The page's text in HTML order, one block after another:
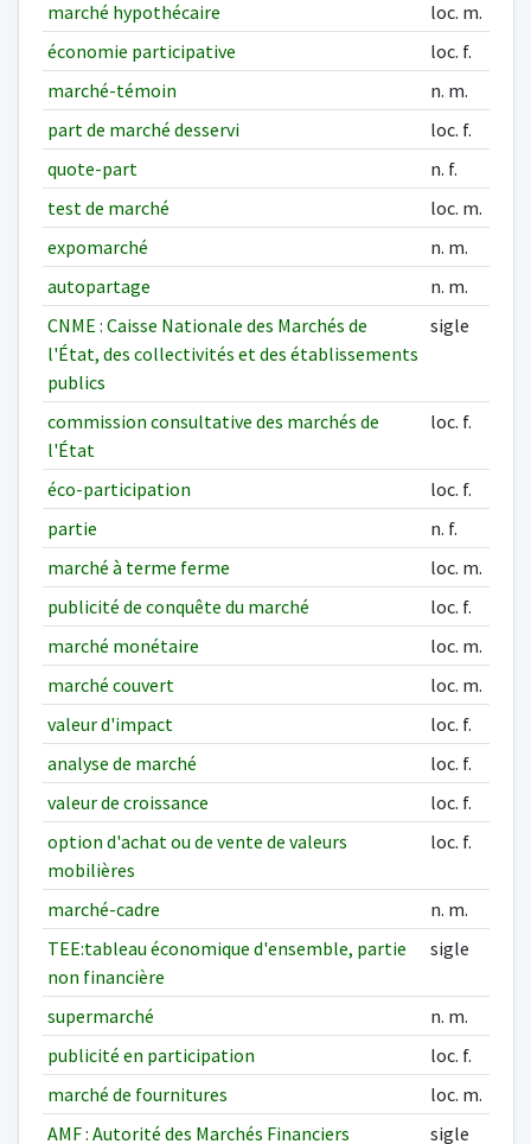
marché hypothécaire
loc. m.
économie participative
loc. f.
marché-témoin
n. m.
part de marché desservi
loc. f.
quote-part
n. f.
test de marché
loc. m.
expomarché
n. m.
autopartage
n. m.
CNME : Caisse Nationale des Marchés de
l'État, des collectivités et des établissements
publics
sigle
commission consultative des marchés de
l'État
loc. f.
éco-participation
loc. f.
partie
n. f.
marché à terme ferme
loc. m.
publicité de conquête du marché
loc. f.
marché monétaire
loc. m.
marché couvert
loc. m.
valeur d'impact
loc. f.
analyse de marché
loc. f.
valeur de croissance
loc. f.
option d'achat ou de vente de valeurs
mobilières
loc. f.
marché-cadre
n. m.
TEE:tableau économique d'ensemble, partie
non financière
sigle
supermarché
n. m.
publicité en participation
loc. f.
marché de fournitures
loc. m.
AMF : Autorité des Marchés Financiers
sigle